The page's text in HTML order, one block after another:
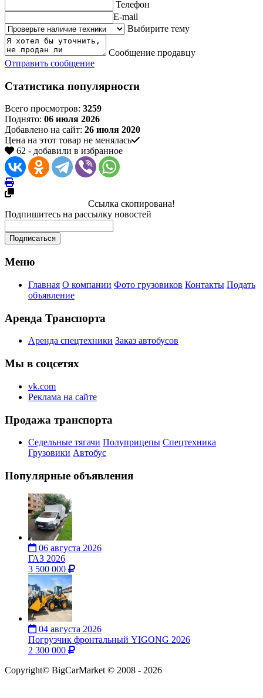
Телефон
E-mail
Выбирите тему
Сообщение продавцу
Отправить сообщение
Статистика популярности
Всего просмотров: 3259
Поднято: 06 июля 2026
Добавлено на сайт: 26 июля 2020
Цена на этот товар не менялась
62 - добавили в избранное
Ссылка скопирована!
Подпишитесь на рассылку новостей
Меню
Главная О компании Фото грузовиков Контакты Подать
объявление
Аренда Транспорта
Аренда спецтехники Заказ автобусов
Мы в соцсетях
vk.com
Реклама на сайте
Продажа транспорта
Седельные тягачи Полуприцепы Спецтехника
Грузовики Автобус
Популярные объявления
06 августа 2026
ГАЗ 2026
3 500 000
04 августа 2026
Погрузчик фронтальный YIGONG 2026
2 300 000
Copyright© BigCarMarket © 2008 - 2026